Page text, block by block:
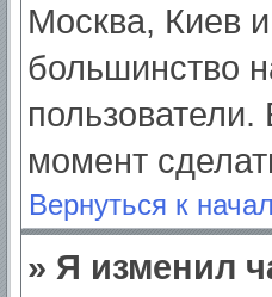
Москва, Киев
большинство
момент
Вернуться к
» Я изменил